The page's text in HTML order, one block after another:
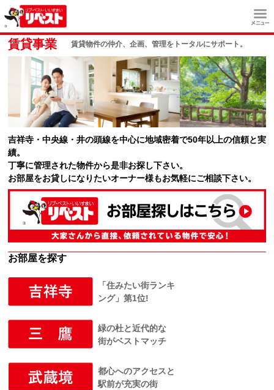
賃貸事業 賃貸物件の仲介、企画、管理をトータルにサポート。
吉祥寺・中央線・井の頭線を中心に地域密着で50年以上の信頼と実
績。
丁寧に管理された物件から是非お探し下さい。
お部屋をお貸しになりたいオーナー様もお気軽にご相談下さい。
お部屋を探す
「住みたい街ランキ
ング」第1位!
緑の杜と近代的な
街がベストマッチ
都心へのアクセスと
駅前が充実の街